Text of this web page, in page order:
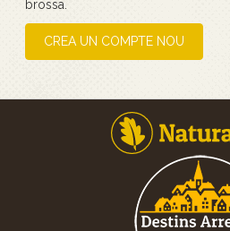
brossa.
CREA UN COMPTE NOU